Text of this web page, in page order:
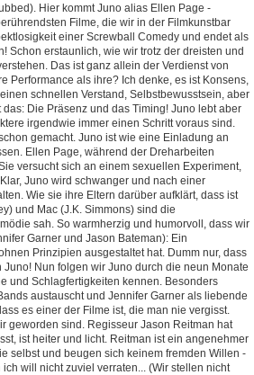
Hier kommt Juno alias Ellen Page -
Filme, die wir in der Filmkunstbar
einer Screwball Comedy und endet als
Schon erstaunlich, wie wir trotz der dreisten und
Das ist ganz allein der Verdienst von
Performance als ihre? Ich denke, es ist Konsens,
schnellen Verstand, Selbstbewusstsein, aber
Die Präsenz und das Timing! Juno lebt aber
irgendwie immer einen Schritt voraus sind.
gemacht. Juno ist wie eine Einladung an
Ellen Page, während der Dreharbeiten
versucht sich an einem sexuellen Experiment,
Juno wird schwanger und nach einer
Wie sie ihre Eltern darüber aufklärt, dass ist
und Mac (J.K. Simmons) sind die
sah. So warmherzig und humorvoll, dass wir
Garner und Jason Bateman): Ein
Prinzipien ausgestaltet hat. Dumm nur, dass
Nun folgen wir Juno durch die neun Monate
und Schlagfertigkeiten kennen. Besonders
austauscht und Jennifer Garner als liebende
es einer der Filme ist, die man nie vergisst.
geworden sind. Regisseur Jason Reitman hat
ist heiter und licht. Reitman ist ein angenehmer
selbst und beugen sich keinem fremden Willen -
will nicht zuviel verraten... (Wir stellen nicht